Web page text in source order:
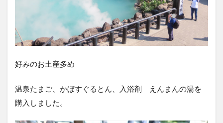
好みのお土産多め
温泉たまご、かぼすぐるとん、入浴剤 えんまんの湯を
購入しました。